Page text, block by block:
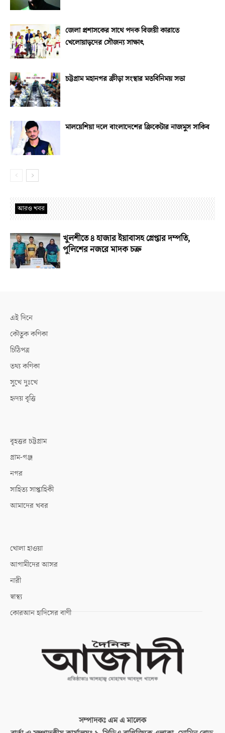
জেলা প্রশাসকের সাথে পদক বিজয়ী কারাতে
খেলোয়াড়দের সৌজন্য সাক্ষাৎ
চট্টগ্রাম মহানগর ক্রীড়া সংস্থার মতবিনিময় সভা
মালয়েশিয়া দলে বাংলাদেশের ক্রিকেটার নাজমুস সাকিব
আরও খবর
খুলশীতে ৪ হাজার ইয়াবাসহ গ্রেপ্তার দম্পতি,
পুলিশের নজরে মাদক চক্র
এই দিনে
কৌতুক কণিকা
চিঠিপত্র
তথ্য কণিকা
সুখে দুঃখে
হৃদয় বৃত্তি
বৃহত্তর চট্টগ্রাম
গ্রাম-গঞ্জ
নগর
সাহিত্য সাপ্তাহিকী
আমাদের খবর
খোলা হাওয়া
আগামীদের আসর
নারী
স্বাস্থ্য
কোরআন হাদিসের বাণী
সম্পাদকঃএম এ মালেক